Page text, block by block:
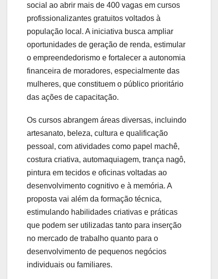
social ao abrir mais de 400 vagas em cursos
profissionalizantes gratuitos voltados à
população local. A iniciativa busca ampliar
oportunidades de geração de renda, estimular
o empreendedorismo e fortalecer a autonomia
financeira de moradores, especialmente das
mulheres, que constituem o público prioritário
das ações de capacitação.
Os cursos abrangem áreas diversas, incluindo
artesanato, beleza, cultura e qualificação
pessoal, com atividades como papel machê,
costura criativa, automaquiagem, trança nagô,
pintura em tecidos e oficinas voltadas ao
desenvolvimento cognitivo e à memória. A
proposta vai além da formação técnica,
estimulando habilidades criativas e práticas
que podem ser utilizadas tanto para inserção
no mercado de trabalho quanto para o
desenvolvimento de pequenos negócios
individuais ou familiares.